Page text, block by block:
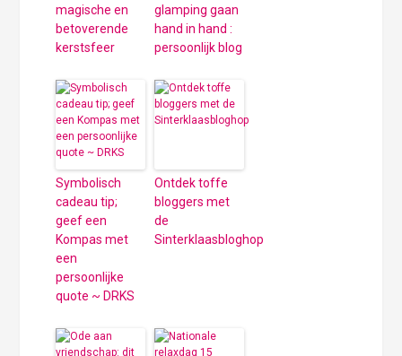
magische en
betoverende
kerstsfeer
glamping gaan
hand in hand :
persoonlijk blog
Symbolisch
cadeau tip;
geef een
Kompas met
een
persoonlijke
quote ~ DRKS
Ontdek toffe
bloggers met
de
Sinterklaasbloghop